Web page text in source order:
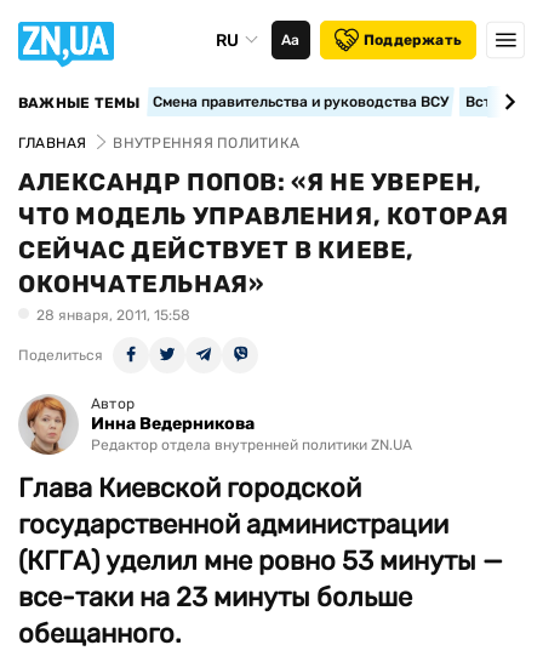
RU Аа Поддержать
ВАЖНЫЕ ТЕМЫ Смена правительства и руководства ВСУ
ГЛАВНАЯ ВНУТРЕННЯЯ ПОЛИТИКА
АЛЕКСАНДР ПОПОВ: «Я НЕ УВЕРЕН,
ЧТО МОДЕЛЬ УПРАВЛЕНИЯ, КОТОРАЯ
СЕЙЧАС ДЕЙСТВУЕТ В КИЕВЕ,
ОКОНЧАТЕЛЬНАЯ»
28 января, 2011, 15:58
Поделиться
Автор
Инна Ведерникова
Редактор отдела внутренней политики ZN.UA
Глава Киевской городской
государственной администрации
(КГГА) уделил мне ровно 53 минуты —
все-таки на 23 минуты больше
обещанного.